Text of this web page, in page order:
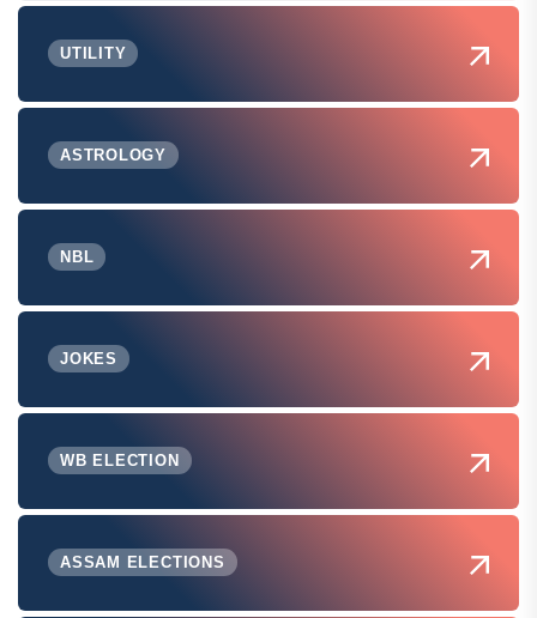
UTILITY
ASTROLOGY
NBL
JOKES
WB ELECTION
ASSAM ELECTIONS